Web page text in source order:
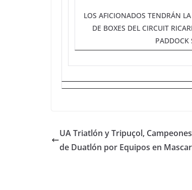
LOS AFICIONADOS TENDRÁN
DE BOXES DEL CIRCUIT
PADDOCK
UA Triatlón y Tripuçol,
de Duatlón por Equipos en